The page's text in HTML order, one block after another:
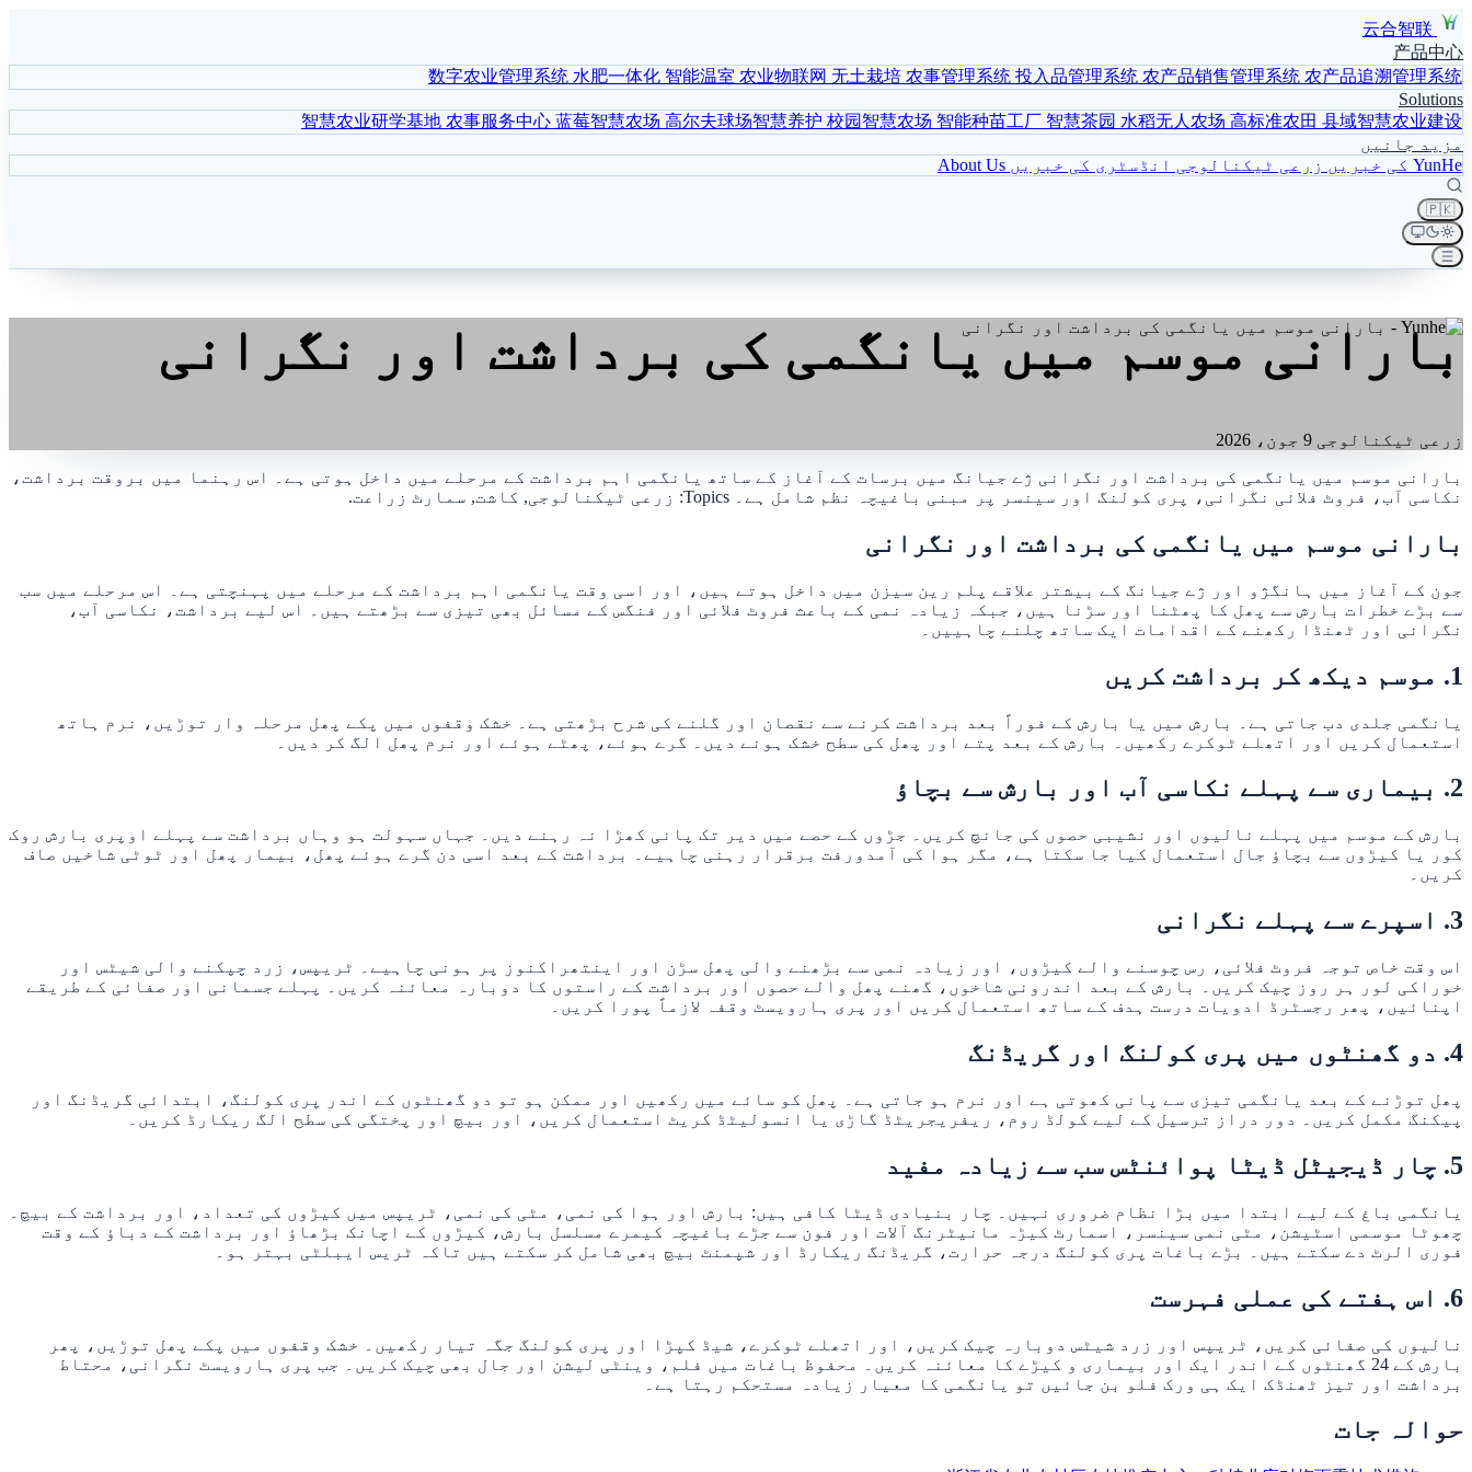
云合智联
产品中心
数字农业管理系统 水肥一体化 智能温室 农业物联网 无土栽培 农事管理系统 投入品管理系统 农产品销售管理系统 农产品追溯管理系统
Solutions
智慧农业研学基地 农事服务中心 蓝莓智慧农场 高尔夫球场智慧养护 校园智慧农场 智能种苗工厂 智慧茶园 水稻无人农场 高标准农田 县域智慧农业建设
مزید جانیں
YunHe کی خبریں
زرعی ٹیکنالوجی انڈسٹری کی خبریں About Us
🇵🇰
بارانی موسم میں یانگمی کی برداشت اور نگرانی
زرعی ٹیکنالوجی 9 جون، 2026
بارانی موسم میں یانگمی کی برداشت اور نگرانی ژے جیانگ میں برسات کے آغاز کے ساتھ یانگمی اہم برداشت کے مرحلے میں داخل ہوتی ہے۔ اس رہنما میں بروقت برداشت،
نکاسی آب، فروٹ فلائی نگرانی، پری کولنگ اور سینسر پر مبنی باغیچہ نظم شامل ہے۔ Topics: زرعی ٹیکنالوجی, کاشت, سمارٹ زراعت.
بارانی موسم میں یانگمی کی برداشت اور نگرانی
جون کے آغاز میں ہانگژو اور ژے جیانگ کے بیشتر علاقے پلم رین سیزن میں داخل ہوتے ہیں، اور اسی وقت یانگمی اہم برداشت کے مرحلے میں پہنچتی ہے۔ اس مرحلے میں سب
سے بڑے خطرات بارش سے پھل کا پھٹنا اور سڑنا ہیں، جبکہ زیادہ نمی کے باعث فروٹ فلائی اور فنگس کے مسائل بھی تیزی سے بڑھتے ہیں۔ اس لیے برداشت، نکاسی آب،
نگرانی اور ٹھنڈا رکھنے کے اقدامات ایک ساتھ چلنے چاہییں۔
1. موسم دیکھ کر برداشت کریں
یانگمی جلدی دب جاتی ہے۔ بارش میں یا بارش کے فوراً بعد برداشت کرنے سے نقصان اور گلنے کی شرح بڑھتی ہے۔ خشک وقفوں میں پکے پھل مرحلہ وار توڑیں، نرم ہاتھ
استعمال کریں اور اتھلے ٹوکرے رکھیں۔ بارش کے بعد پتے اور پھل کی سطح خشک ہونے دیں۔ گرے ہوئے، پھٹے ہوئے اور نرم پھل الگ کر دیں۔
2. بیماری سے پہلے نکاسی آب اور بارش سے بچاؤ
بارش کے موسم میں پہلے نالیوں اور نشیبی حصوں کی جانچ کریں۔ جڑوں کے حصے میں دیر تک پانی کھڑا نہ رہنے دیں۔ جہاں سہولت ہو وہاں برداشت سے پہلے اوپری بارش روک
کور یا کیڑوں سے بچاؤ جال استعمال کیا جا سکتا ہے، مگر ہوا کی آمدورفت برقرار رہنی چاہیے۔ برداشت کے بعد اسی دن گرے ہوئے پھل، بیمار پھل اور ٹوٹی شاخیں صاف
کریں۔
3. اسپرے سے پہلے نگرانی
اس وقت خاص توجہ فروٹ فلائی، رس چوسنے والے کیڑوں، اور زیادہ نمی سے بڑھنے والی پھل سڑن اور اینتھراکنوز پر ہونی چاہیے۔ ٹریپس، زرد چپکنے والی شیٹس اور
خوراکی لور ہر روز چیک کریں۔ بارش کے بعد اندرونی شاخوں، گھنے پھل والے حصوں اور برداشت کے راستوں کا دوبارہ معائنہ کریں۔ پہلے جسمانی اور صفائی کے طریقے
اپنائیں، پھر رجسٹرڈ ادویات درست ہدف کے ساتھ استعمال کریں اور پری ہارویسٹ وقفہ لازماً پورا کریں۔
4. دو گھنٹوں میں پری کولنگ اور گریڈنگ
پھل توڑنے کے بعد یانگمی تیزی سے پانی کھوتی ہے اور نرم ہو جاتی ہے۔ پھل کو سائے میں رکھیں اور ممکن ہو تو دو گھنٹوں کے اندر پری کولنگ، ابتدائی گریڈنگ اور
پیکنگ مکمل کریں۔ دور دراز ترسیل کے لیے کولڈ روم، ریفریجریٹڈ گاڑی یا انسولیٹڈ کریٹ استعمال کریں، اور بیچ اور پختگی کی سطح الگ ریکارڈ کریں۔
5. چار ڈیجیٹل ڈیٹا پوائنٹس سب سے زیادہ مفید
یانگمی باغ کے لیے ابتدا میں بڑا نظام ضروری نہیں۔ چار بنیادی ڈیٹا کافی ہیں: بارش اور ہوا کی نمی، مٹی کی نمی، ٹریپس میں کیڑوں کی تعداد، اور برداشت کے بیچ۔
چھوٹا موسمی اسٹیشن، مٹی نمی سینسر، اسمارٹ کیڑہ مانیٹرنگ آلات اور فون سے جڑے باغیچہ کیمرے مسلسل بارش، کیڑوں کے اچانک بڑھاؤ اور برداشت کے دباؤ کے وقت
فوری الرٹ دے سکتے ہیں۔ بڑے باغات پری کولنگ درجہ حرارت، گریڈنگ ریکارڈ اور شپمنٹ بیچ بھی شامل کر سکتے ہیں تاکہ ٹریس ایبلٹی بہتر ہو۔
6. اس ہفتے کی عملی فہرست
نالیوں کی صفائی کریں، ٹریپس اور زرد شیٹس دوبارہ چیک کریں، اور اتھلے ٹوکرے، شیڈ کپڑا اور پری کولنگ جگہ تیار رکھیں۔ خشک وقفوں میں پکے پھل توڑیں، پھر
بارش کے 24 گھنٹوں کے اندر ایک اور بیماری و کیڑے کا معائنہ کریں۔ محفوظ باغات میں فلم، وینٹی لیشن اور جال بھی چیک کریں۔ جب پری ہارویسٹ نگرانی، محتاط
برداشت اور تیز ٹھنڈک ایک ہی ورک فلو بن جائیں تو یانگمی کا معیار زیادہ مستحکم رہتا ہے۔
حوالہ جات